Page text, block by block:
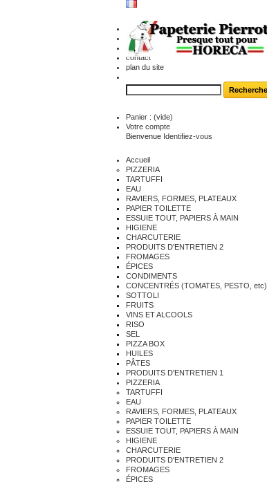
contact
plan du site
Panier : (vide)
Votre compte
Bienvenue Identifiez-vous
Accueil
PIZZERIA
TARTUFFI
EAU
RAVIERS, FORMES, PLATEAUX
PAPIER TOILETTE
ESSUIE TOUT, PAPIERS À MAIN
HIGIENE
CHARCUTERIE
PRODUITS D'ENTRETIEN 2
FROMAGES
ÉPICES
CONDIMENTS
CONCENTRÉS (TOMATES, PESTO, etc)
SOTTOLI
FRUITS
VINS ET ALCOOLS
RISO
SEL
PIZZA BOX
HUILES
PÂTES
PRODUITS D'ENTRETIEN 1
PIZZERIA
TARTUFFI
EAU
RAVIERS, FORMES, PLATEAUX
PAPIER TOILETTE
ESSUIE TOUT, PAPIERS À MAIN
HIGIENE
CHARCUTERIE
PRODUITS D'ENTRETIEN 2
FROMAGES
ÉPICES